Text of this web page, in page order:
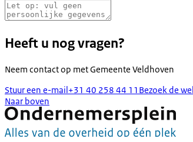
Heeft u nog vragen?
Neem contact op metGemeente Veldhoven
Stuur een e-mail+31 40 258 44 11 Bezoek de
Naar boven